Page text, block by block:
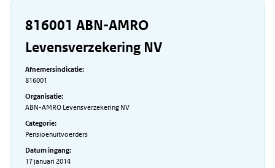
816001 ABN-AMRO
Levensverzekering NV
Afnemersindicatie:
816001
Organisatie:
ABN-AMRO Levensverzekering NV
Categorie:
Pensioenuitvoerders
Datum ingang:
17 januari 2014